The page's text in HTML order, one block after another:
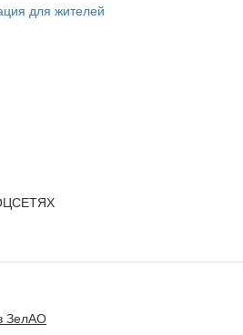
для жителей
ЗелАО